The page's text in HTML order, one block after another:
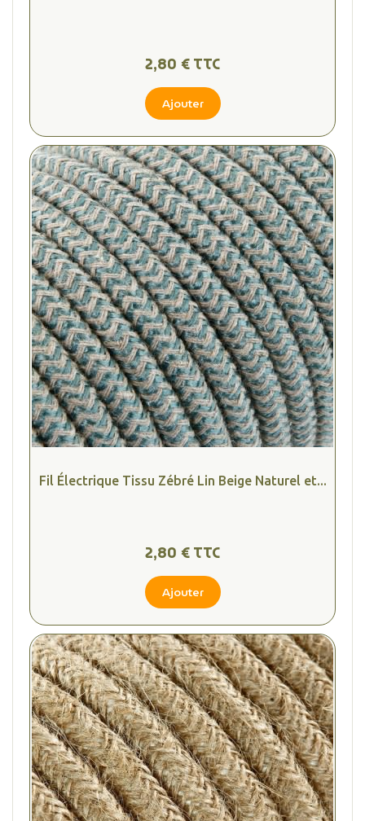
2,80 € TTC
Ajouter
Fil Électrique Tissu Zébré Lin Beige Naturel et...
2,80 € TTC
Ajouter